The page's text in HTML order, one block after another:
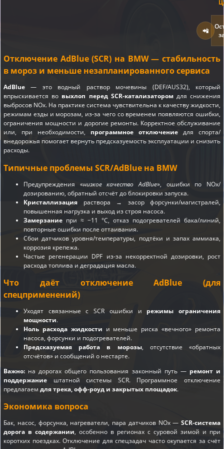
📲
Отключение AdBlue (SCR) на BMW — стабильность
в мороз и меньше незапланированного сервиса
AdBlue — это водный раствор мочевины (DEF/AUS32), который
впрыскивается во выхлоп перед SCR-катализаторомдля снижения
выбросов NOx. На практике система чувствительна к качеству жидкости,
режимам езды и морозам, из-за чего со временем появляются ошибки,
ограничения мощности и дорогие ремонты. Корректное обслуживание
или, при необходимости, программное отключение для спорта/
внедорожья помогает вернуть предсказуемость эксплуатации и снизить
расходы.
Типичные проблемы SCR/AdBlue на BMW
Предупреждения «низкое качество AdBlue», ошибки по NOx/
дозированию, обратный отсчёт до блокировки запуска.
Кристаллизация раствора → засор форсунки/магистралей,
повышенная нагрузка и выход из строя насоса.
Замерзание при ≈ −11 °C, отказ подогревателей бака/линий,
повторные ошибки после оттаивания.
Сбои датчиков уровня/температуры, подтёки и запах аммиака,
коррозия крепежа.
Частые регенерации DPF из-за некорректной дозировки, рост
расхода топлива и деградация масла.
Что даёт отключение AdBlue (для
спецприменений)
Уходят связанные с SCR ошибки и режимы ограничения
мощности.
Ноль расхода жидкости и меньше риска «вечного» ремонта
насоса, форсунки и подогревателей.
Предсказуемая работа в морозы, отсутствие «обратных
отсчётов» и сообщений о нестарте.
Важно: на дорогах общего пользования законный путь — ремонт и
поддержание штатной системы SCR. Программное отключение
предлагаем для трека, офф-роуд и закрытых площадок.
Экономика вопроса
Бак, насос, форсунка, нагреватели, пара датчиков NOx — SCR-система
дорога в содержании, особенно в регионах с суровой зимой и при
коротких поездках. Отключение для спецзадач часто окупается за счёт